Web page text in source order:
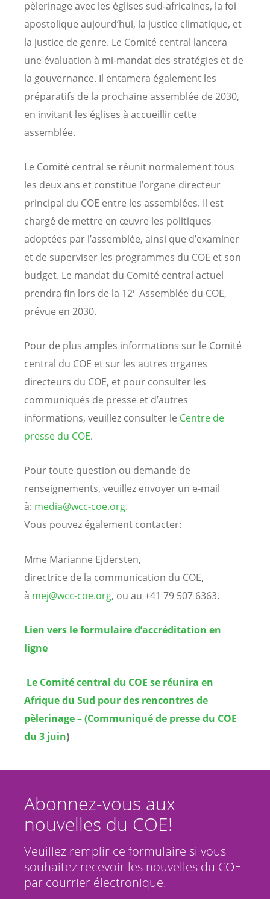
pèlerinage avec les églises sud-africaines, la foi
apostolique aujourd’hui, la justice climatique, et
la justice de genre. Le Comité central lancera
une évaluation à mi-mandat des stratégies et de
la gouvernance. Il entamera également les
préparatifs de la prochaine assemblée de 2030,
en invitant les églises à accueillir cette
assemblée.
Le Comité central se réunit normalement tous
les deux ans et constitue l’organe directeur
principal du COE entre les assemblées. Il est
chargé de mettre en œuvre les politiques
adoptées par l’assemblée, ainsi que d’examiner
et de superviser les programmes du COE et son
budget. Le mandat du Comité central actuel
prendra fin lors de la 12e Assemblée du COE,
prévue en 2030.
Pour de plus amples informations sur le Comité
central du COE et sur les autres organes
directeurs du COE, et pour consulter les
communiqués de presse et d’autres
informations, veuillez consulter le Centre de
presse du COE.
Pour toute question ou demande de
renseignements, veuillez envoyer un e-mail
à: media@wcc-coe.org.
Vous pouvez également contacter:
Mme Marianne Ejdersten,
directrice de la communication du COE,
à mej@wcc-coe.org, ou au +41 79 507 6363.
Lien vers le formulaire d’accréditation en
ligne
Le Comité central du COE se réunira en
Afrique du Sud pour des rencontres de
pèlerinage – (Communiqué de presse du COE
du 3 juin)
Abonnez-vous aux
nouvelles du COE!
Veuillez remplir ce formulaire si vous
souhaitez recevoir les nouvelles du COE
par courrier électronique.